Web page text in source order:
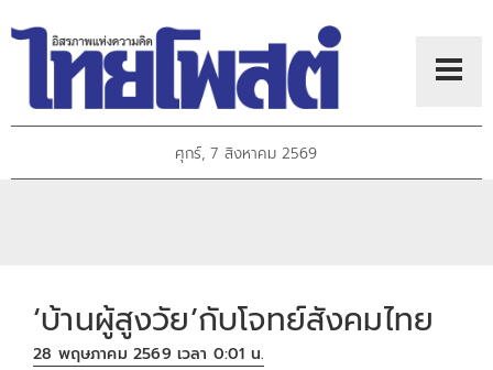
ศุกร์, 7 สิงหาคม 2569
‘บ้านผู้สูงวัย’กับโจทย์สังคมไทย
28 พฤษภาคม 2569 เวลา 0:01 น.